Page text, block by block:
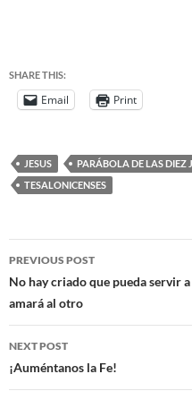
SHARE THIS:
Email Print
JESUS PARÁBOLA DE LAS DIEZ
TESALONICENSES
PREVIOUS POST
No hay criado que pueda servir
amará al otro
NEXT POST
¡Auméntanos la Fe!